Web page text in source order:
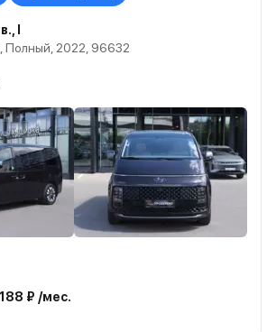
I
Полный, 2022, 96632
₽ /мес.